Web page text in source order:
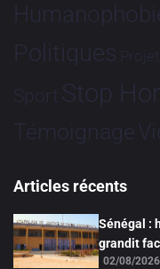
Politiques Projets
Sport Stop
Témoignage
Articles récents
Sénégal :
grandit
02/08/2026